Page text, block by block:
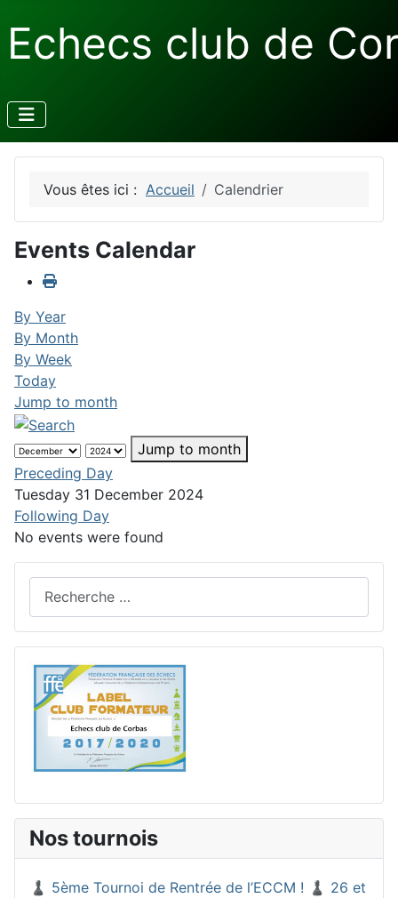
Echecs club de
Vous êtes ici : Accueil Calendrier
Events Calendar
By Year
By Month
By Week
Today
Jump to month
Jump to month
Preceding Day
Tuesday 31 December 2024
Following Day
No events were found
Nos tournois
♟️ 5ème Tournoi de Rentrée de l’ECCM ! ♟️ 26 et